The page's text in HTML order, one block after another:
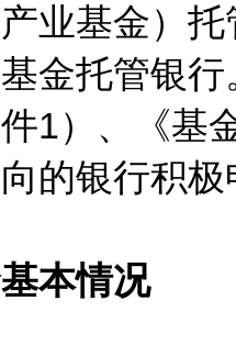
业基金）
金托管银
1）、《基
的银行积
本情况